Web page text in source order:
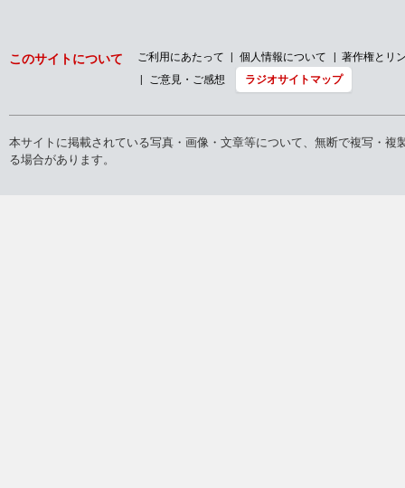
このサイトについて ご利用にあたって 個人情報について
著作権とリ
ご意見・ご感想
ラジオサイトマップ
本サイトに掲載されている写真・画像・文章等について、無断で複写・
る場合があります。